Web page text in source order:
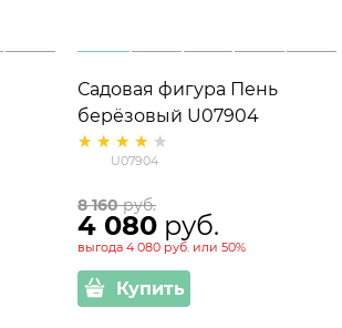
Садовая фигура Пень
берёзовый U07904
стеклопластик h=42 см
U07904
8 160 руб.
4 080 руб.
выгода4 080 руб. или50%
Купить